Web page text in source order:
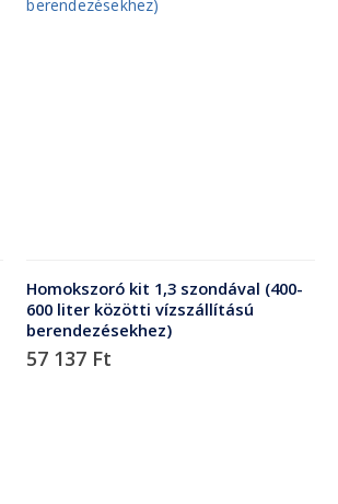
Homokszoró kit 1,3 szondával (400-
600 liter közötti vízszállítású
berendezésekhez)
57 137 Ft